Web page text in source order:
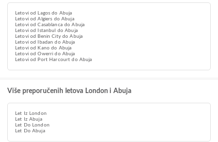
Letovi od Lagos do Abuja
Letovi od Algiers do Abuja
Letovi od Casablanca do Abuja
Letovi od Istanbul do Abuja
Letovi od Benin City do Abuja
Letovi od Ibadan do Abuja
Letovi od Kano do Abuja
Letovi od Owerri do Abuja
Letovi od Port Harcourt do Abuja
Više preporučenih letova London i Abuja
Let Iz London
Let Iz Abuja
Let Do London
Let Do Abuja